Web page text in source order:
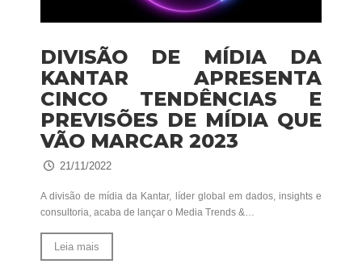
DIVISÃO DE MÍDIA DA
KANTAR APRESENTA
CINCO TENDÊNCIAS E
PREVISÕES DE MÍDIA QUE
VÃO MARCAR 2023
21/11/2022
A divisão de mídia da Kantar, líder global em dados, insights e
consultoria, acaba de lançar o Media Trends &…
Leia mais